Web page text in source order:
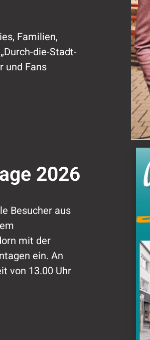
Familien,
die-Stadt-
und Fans
2026
Besucher aus
mit der
ein. An
von 13.00 Uhr